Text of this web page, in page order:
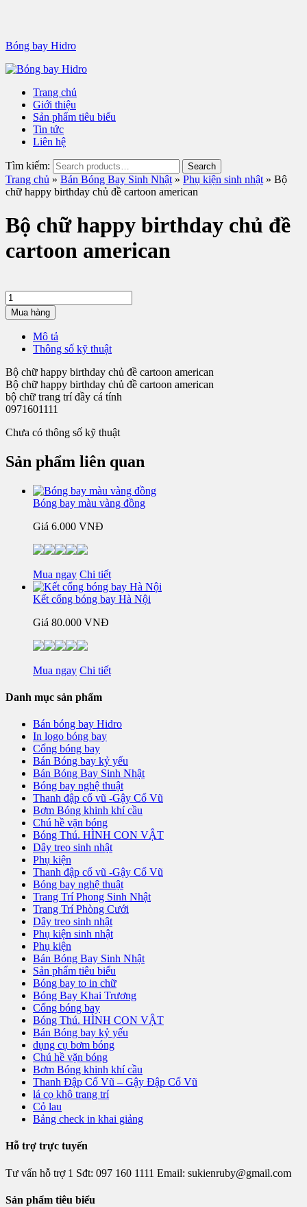
Bóng bay Hidro
Trang chủ
Giới thiệu
Sản phẩm tiêu biểu
Tin tức
Liên hệ
Tìm kiếm:
Trang chủ » Bán Bóng Bay Sinh Nhật » Phụ kiện sinh nhật » Bộ
chữ happy birthday chủ đề cartoon american
Bộ chữ happy birthday chủ đề
cartoon american
Mua hàng
Mô tả
Thông số kỹ thuật
Bộ chữ happy birthday chủ đề cartoon american
Bộ chữ happy birthday chủ đề cartoon american
bộ chữ trang trí đầy cá tính
0971601111
Chưa có thông số kỹ thuật
Sản phẩm liên quan
Bóng bay màu vàng đồng
Giá 6.000 VNĐ
Mua ngay Chi tiết
Kết cổng bóng bay Hà Nội
Giá 80.000 VNĐ
Mua ngay Chi tiết
Danh mục sản phẩm
Bán bóng bay Hidro
In logo bóng bay
Cổng bóng bay
Bán Bóng bay kỷ yếu
Bán Bóng Bay Sinh Nhật
Bóng bay nghệ thuật
Thanh đập cổ vũ -Gậy Cổ Vũ
Bơm Bóng khinh khí cầu
Chú hề vặn bóng
Bóng Thú. HÌNH CON VẬT
Dây treo sinh nhật
Phụ kiện
Thanh đập cổ vũ -Gậy Cổ Vũ
Bóng bay nghệ thuật
Trang Trí Phong Sinh Nhật
Trang Trí Phòng Cưới
Dây treo sinh nhật
Phụ kiện sinh nhật
Phụ kiện
Bán Bóng Bay Sinh Nhật
Sản phẩm tiêu biểu
Bóng bay to in chữ
Bóng Bay Khai Trương
Cổng bóng bay
Bóng Thú. HÌNH CON VẬT
Bán Bóng bay kỷ yếu
dụng cụ bơm bóng
Chú hề vặn bóng
Bơm Bóng khinh khí cầu
Thanh Đập Cổ Vũ – Gậy Đập Cổ Vũ
lá cọ khô trang trí
Cỏ lau
Bảng check in khai giảng
Hỗ trợ trực tuyến
Tư vấn hỗ trợ 1 Sđt: 097 160 1111 Email: sukienruby@gmail.com
Sản phẩm tiêu biểu